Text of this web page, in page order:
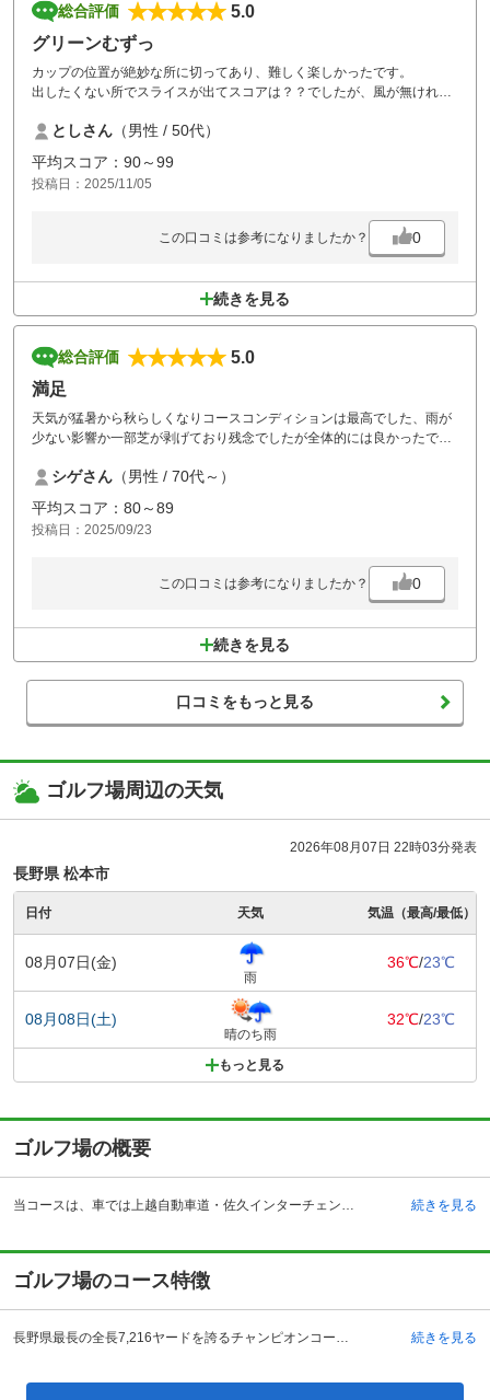
総合評価
5.0
グリーンむずっ
カップの位置が絶妙な所に切ってあり、難しく楽しかったです。
出したくない所でスライスが出てスコアは？？でしたが、風が無ければ
お昼にドジャース優勝が観れて良かったですし、ご飯も美味しかったで
す。
カートにも動じないフェアウェイど真ん中の鹿にはビックリしまし
た？？
としさん （男性 / 50代）
平均スコア：90～99
投稿日：2025/11/05
この口コミは参考になりましたか？ 0
続きを見る
総合評価
5.0
満足
天気が猛暑から秋らしくなりコースコンディションは最高でした、雨が
少ない影響か一部芝が剥げており残念でしたが全体的には良かったで
シゲさん （男性 / 70代～）
平均スコア：80～89
投稿日：2025/09/23
この口コミは参考になりましたか？ 0
続きを見る
口コミをもっと見る
ゴルフ場周辺の天気
2026年08月07日 22時03分発表
長野県 松本市
日付 天気 気温（最高/最低）
08月07日(金)
雨
36℃/23℃
08月08日(土)
晴のち雨
32℃/23℃
もっと見る
ゴルフ場の概要
当コースは、車では上越自動車道・佐久インターチェンジからおよそ20キロメートルです。電車では長野新幹線・佐久平駅にて下車し、そこからタクシーでおよそ30分です。平成元年5月に開業し、丘陵地の地形を生かして作られた全18ホールは、チャレンジトーナメントなど、プロアマを含め、数々の大会の実績があります。コースは敷地130万平方メートルに広がる全長7,216ヤードの18ホール、パー72です。クラブハウスのレストランでは、料理長おすすめ料理のほか、朝食メニューからパーティーメニューまで幅広く取り揃えられており、名物の信州手打ち蕎麦も食べられます。また、12打席250ヤードのドライビングレンジも完備されています。 続きを見る
ゴルフ場のコース特徴
長野県最長の全長7,216ヤードを誇るチャンピオンコース。浅間山と蓼科山を一望出来る標高1000メートルのタフなセッティング。グリーン周りはファーストカットが施されており、自然に包まれたダイナミックなステージが楽しめます。戦略性と美観を兼ね備えたレイアウトで、技術的にも、視覚的にも楽しめる本格派リゾートコースです。コースは18ホール。乗用カートによるプレーが楽しめる高原のリゾート感覚あふれたコース。フェアウェイは広めにとられ、両サイドに自然樹林が埋め尽くすホールが続き、コブのようなマウンドがフェアウェイサイドに優美な曲線を描いているアメリカンタイプの造形である。名物コースは、6番ホールの池越えのショートホールです. 続きを見る